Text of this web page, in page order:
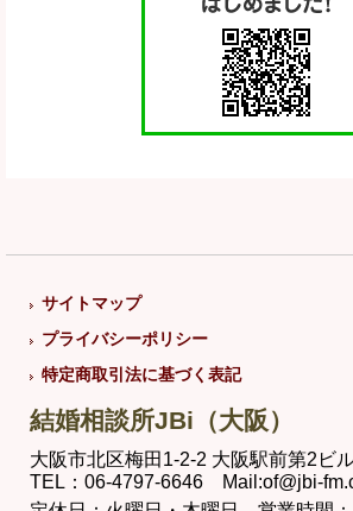
サイトマップ
プライバシーポリシー
特定商取引法に基づく表記
結婚相談所JBi（大阪）
大阪市北区梅田1-2-2 大阪駅前第2ビ
TEL：06-4797-6646 Mail:of@jbi-